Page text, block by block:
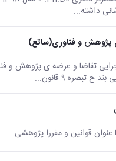
داشته...
پژوهش و فناوری(ساتع)
قوانین و مقررا پژوهشی